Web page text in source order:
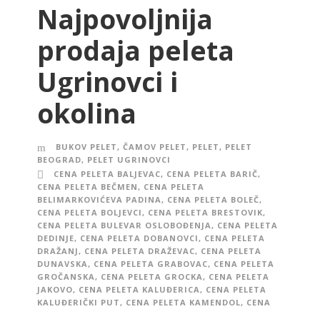
Najpovoljnija
prodaja peleta
Ugrinovci i
okolina
BUKOV PELET, ČAMOV PELET, PELET, PELET
BEOGRAD, PELET UGRINOVCI
CENA PELETA BALJEVAC, CENA PELETA BARIČ,
CENA PELETA BEČMEN, CENA PELETA
BELIMARKOVIĆEVA PADINA, CENA PELETA BOLEČ,
CENA PELETA BOLJEVCI, CENA PELETA BRESTOVIK,
CENA PELETA BULEVAR OSLOBOĐENJA, CENA PELETA
DEDINJE, CENA PELETA DOBANOVCI, CENA PELETA
DRAŽANJ, CENA PELETA DRAŽEVAC, CENA PELETA
DUNAVSKA, CENA PELETA GRABOVAC, CENA PELETA
GROČANSKA, CENA PELETA GROCKA, CENA PELETA
JAKOVO, CENA PELETA KALUĐERICA, CENA PELETA
KALUĐERIČKI PUT, CENA PELETA KAMENDOL, CENA